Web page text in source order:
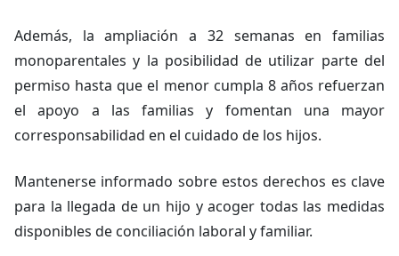
Además, la ampliación a 32 semanas en familias
monoparentales y la posibilidad de utilizar parte del
permiso hasta que el menor cumpla 8 años refuerzan
el apoyo a las familias y fomentan una mayor
corresponsabilidad en el cuidado de los hijos.
Mantenerse informado sobre estos derechos es clave
para la llegada de un hijo y acoger todas las medidas
disponibles de conciliación laboral y familiar.